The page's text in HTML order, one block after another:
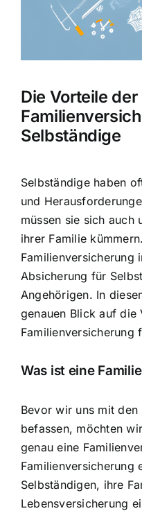
Hausratversicherung
Weitere Tarifvergleiche
Hilfe und Kontakt
Die Vorteile der
Selbständige
Selbständige haben
und
müssen sie sich auch
ihrer Familie
Familienversicherung
Absicherung für
Angehörigen. In
genauen Blick auf die
Familienversicherung
Was ist eine
Bevor wir uns mit
befassen, möchten
genau eine
Familienversicherung
Selbständigen, ihre
Lebensversicherung